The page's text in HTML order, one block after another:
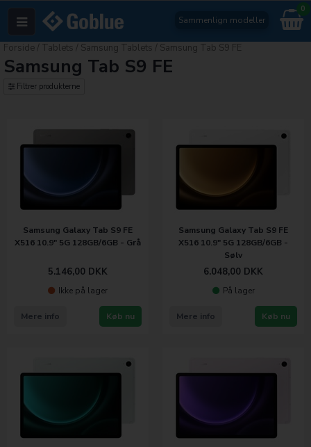
Sammenlign modeller
0
Forside Tablets Samsung Tablets Samsung Tab S9 FE
Samsung Tab S9 FE
Filtrer produkterne
Samsung Galaxy Tab S9 FE
X516 10.9" 5G 128GB/6GB - Grå
5.146,00 DKK
Ikke på lager
Køb nu
Mere info
Samsung Galaxy Tab S9 FE
X516 10.9" 5G 128GB/6GB -
Sølv
6.048,00 DKK
På lager
Køb nu
Mere info